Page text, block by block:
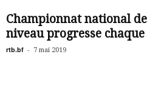
Championnat national
niveau progresse chaque
rtb.bf - 7 mai 2019